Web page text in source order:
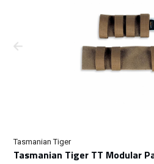
Tasmanian Tiger
Tasmanian Tiger TT Modular